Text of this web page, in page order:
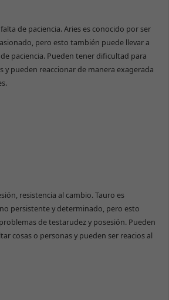
de paciencia. Aries es conocido por ser
pero esto también puede llevar a
paciencia. Pueden tener dificultad para
y pueden reaccionar de manera exagerada
resistencia al cambio. Tauro es
persistente y determinado, pero esto
de testarudez y posesión. Pueden
cosas o personas y pueden ser reacios al